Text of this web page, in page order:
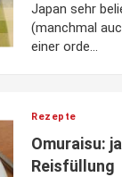
Japan sehr
(manchmal
einer orde...
Rezepte
Omuraisu:
Reisfüllung